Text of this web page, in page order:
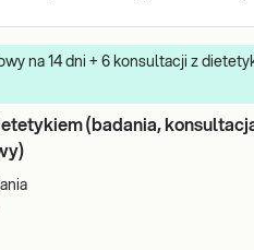
m.in. chorób towarzyszących,
np. wskaźnik stanu zapalnego
dedykowane są nie tylko dla
objawów – profilaktycznie chcą
na 14 dni + 6 konsultacji z
(badania,